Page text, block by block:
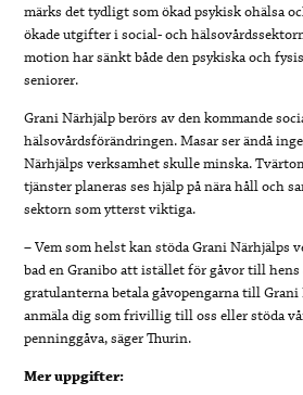
märks det tydligt som ökad psykisk ohälsa
ökade utgifter i social- och
motion har sänkt både den psykiska och
seniorer.
Grani Närhjälp berörs av den kommande
hälsovårdsförändringen. Masar ser ändå
Närhjälps verksamhet skulle minska.
tjänster planeras ses hjälp på nära håll och
sektorn som ytterst viktiga.
– Vem som helst kan stöda Grani Närhjälps
bad en Granibo att istället för gåvor till hens
gratulanterna betala gåvopengarna till
anmäla dig som frivillig till oss eller stöda
penninggåva, säger Thurin.
Mer uppgifter: